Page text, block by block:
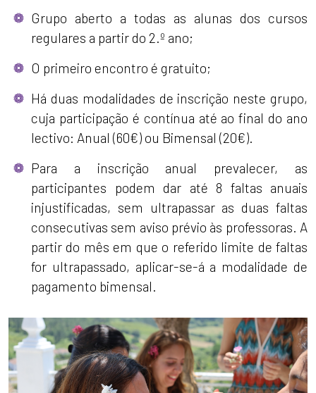
Grupo aberto a todas as alunas dos cursos
regulares a partir do 2.º ano;
O primeiro encontro é gratuito;
Há duas modalidades de inscrição neste grupo,
cuja participação é contínua até ao final do ano
lectivo: Anual (60€) ou Bimensal (20€).
Para a inscrição anual prevalecer, as
participantes podem dar até 8 faltas anuais
injustificadas, sem ultrapassar as duas faltas
consecutivas sem aviso prévio às professoras. A
partir do mês em que o referido limite de faltas
for ultrapassado, aplicar-se-á a modalidade de
pagamento bimensal.